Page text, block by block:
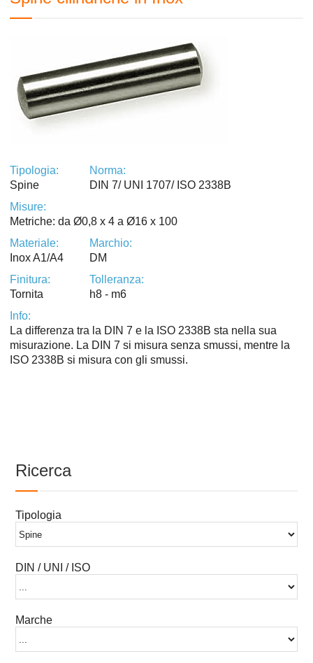
Tipologia:
Spine
Norma:
DIN 7/ UNI 1707/ ISO 2338B
Misure:
Metriche: da Ø0,8 x 4 a Ø16 x 100
Materiale:
Inox A1/A4
Marchio:
DM
Finitura:
Tornita
Tolleranza:
h8 - m6
Info:
La differenza tra la DIN 7 e la ISO 2338B sta nella sua
misurazione. La DIN 7 si misura senza smussi, mentre la
ISO 2338B si misura con gli smussi.
Ricerca
Tipologia
DIN / UNI / ISO
Marche